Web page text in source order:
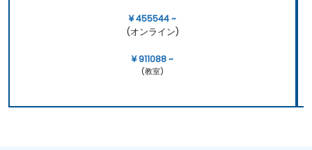
¥ 455544 ~
(オンライン)
¥ 911088 ~
(教室)